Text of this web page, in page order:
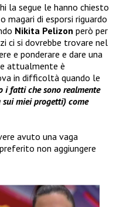
la segue le hanno chiesto
o magari di esporsi riguardo
Nikita Pelizon però per
ci si dovrebbe trovare nel
e ponderare e dare una
attualmente è
in difficoltà quando le
i fatti che sono realmente
miei progetti) come
avuto una vaga
non aggiungere